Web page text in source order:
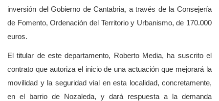
inversión del Gobierno de Cantabria, a través de la Consejería
de Fomento, Ordenación del Territorio y Urbanismo, de 170.000
euros.
El titular de este departamento, Roberto Media, ha suscrito el
contrato que autoriza el inicio de una actuación que mejorará la
movilidad y la seguridad vial en esta localidad, concretamente,
en el barrio de Nozaleda, y dará respuesta a la demanda